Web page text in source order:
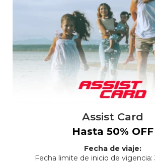
Assist Card
Hasta 50% OFF
Fecha de viaje:
Fecha limite de inicio de vigencia: